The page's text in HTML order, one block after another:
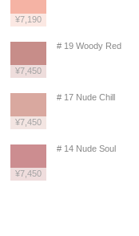
¥7,190
¥7,450
# 19 Woody Red
¥7,450
# 17 Nude Chill
¥7,450
# 14 Nude Soul